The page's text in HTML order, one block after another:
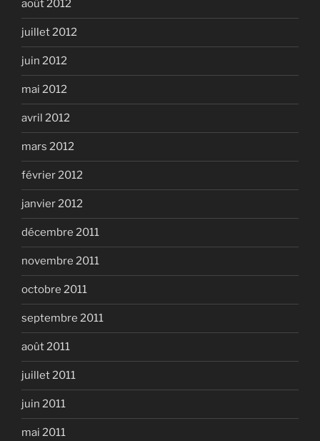
août 2012
juillet 2012
juin 2012
mai 2012
avril 2012
mars 2012
février 2012
janvier 2012
décembre 2011
novembre 2011
octobre 2011
septembre 2011
août 2011
juillet 2011
juin 2011
mai 2011